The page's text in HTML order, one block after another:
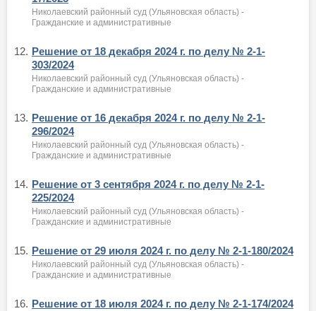
Николаевский районный суд (Ульяновская область) -
Гражданские и административные
12. Решение от 18 декабря 2024 г. по делу № 2-1-
303/2024
Николаевский районный суд (Ульяновская область) -
Гражданские и административные
13. Решение от 16 декабря 2024 г. по делу № 2-1-
296/2024
Николаевский районный суд (Ульяновская область) -
Гражданские и административные
14. Решение от 3 сентября 2024 г. по делу № 2-1-
225/2024
Николаевский районный суд (Ульяновская область) -
Гражданские и административные
15. Решение от 29 июля 2024 г. по делу № 2-1-180/2024
Николаевский районный суд (Ульяновская область) -
Гражданские и административные
16. Решение от 18 июля 2024 г. по делу № 2-1-174/2024